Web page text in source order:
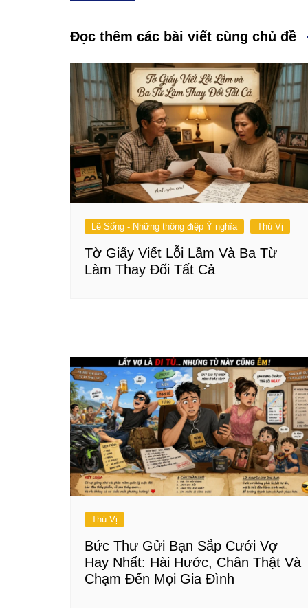
hướng
bài
viết
Đọc thêm các bài viết cùng chủ đề
Lẽ Sống - Những thông điệp Ý nghĩa Thú Vị
Tờ Giấy Viết Lỗi Lầm Và Ba Từ
Làm Thay Đổi Tất Cả
Thú Vị
Bức Thư Gửi Bạn Sắp Cưới Vợ
Hay Nhất: Hài Hước, Chân Thật Và
Chạm Đến Mọi Gia Đình